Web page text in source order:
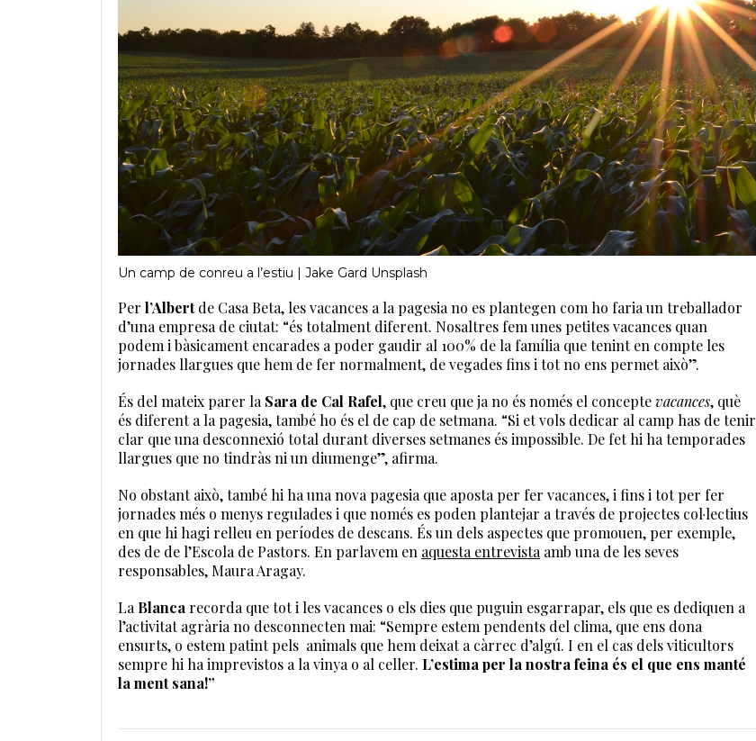
Un camp de conreu a l’estiu | Jake Gard Unsplash
Per l’Albertde Casa Beta, les vacances a la pagesia no es plantegen com ho faria un treballador
d’una empresa de ciutat: “és totalment diferent. Nosaltres fem unes petites vacances quan
podem i bàsicament encarades a poder gaudir al 100% de la família que tenint en compte les
jornades llargues que hem de fer normalment, de vegades fins i tot no ens permet això”.
És del mateix parer la Sara de Cal Rafel, que creu que ja no és només el conceptevacances, què
és diferent a la pagesia, també ho és el de cap de setmana. “Si et vols dedicar al camp has de tenir
clar que una desconnexió total durant diverses setmanes és impossible. De fet hi ha temporades
llargues que no tindràs ni un diumenge”, afirma.
No obstant això, també hi ha una nova pagesia que aposta per fer vacances, i fins i tot per fer
jornades més o menys regulades i que només es poden plantejar a través de projectes col·lectius
en que hi hagi relleu en períodes de descans. És un dels aspectes que promouen, per exemple,
des de de l’Escola de Pastors. En parlavem en aquesta entrevista amb una de les seves
responsables, Maura Aragay.
La Blanca recorda que tot i les vacances o els dies que puguin esgarrapar, els que es dediquen a
l’activitat agrària no desconnecten mai: “Sempre estem pendents del clima, que ens dona
ensurts, o estem patint pels animals que hem deixat a càrrec d’algú. I en el cas dels viticultors
sempre hi ha imprevistos a la vinya o al celler. L’estima per la nostra feina és el que ens manté
la ment sana!”